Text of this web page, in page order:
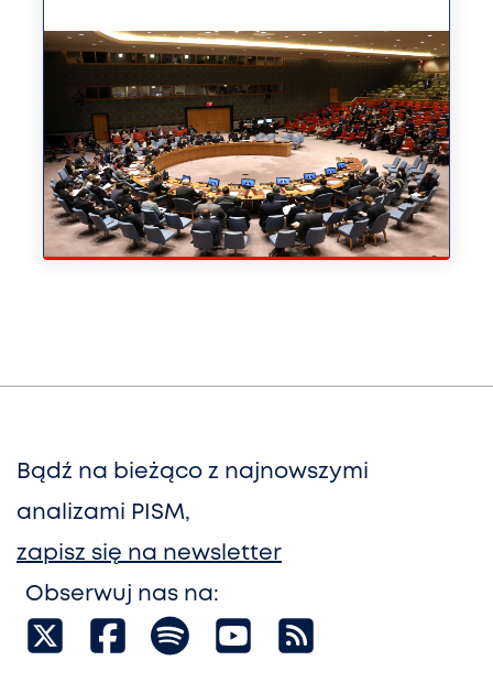
Bądź na bieżąco z najnowszymi
analizami PISM,
zapisz się na newsletter
Obserwuj nas na: